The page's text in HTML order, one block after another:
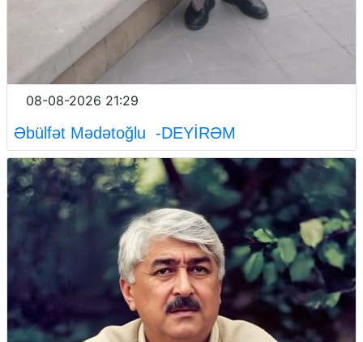
08-08-2026 21:29
Əbülfət Mədətoğlu -DEYİRƏM